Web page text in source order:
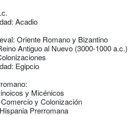
Acadio
Oriente Romano y Bizantino
Antiguo al Nuevo (3000-1000 a.c.)
Egipcio
y Micénicos
y Colonización
Prerromana